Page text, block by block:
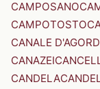
CAMPOSANO
CAMPOTOSTO
CANALE
CANAZEI
CANDELA